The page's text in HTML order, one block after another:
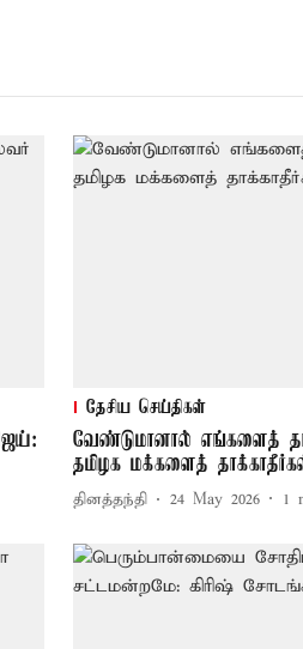
தேசிய செய்திகள்
வேண்டுமானால் எங்களைத்
தமிழக மக்களைத்
தினத்தந்தி 24 May 2026 1